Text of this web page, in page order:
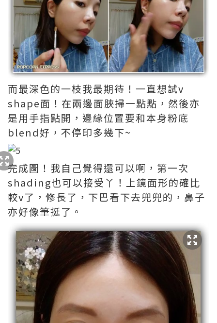
而最深色的一枝我最期待！一直想試v
shape面！在兩邊面脥掃一點點，然後亦
是用手指點開，邊緣位置要和本身粉底
blend好，不停印多幾下~
完成圖！我自己覺得還可以啊，第一次
shading也可以接受丫！上鏡面形的確比
較v了，修長了，下巴看下去兜兜的，鼻子
亦好像筆挺了。